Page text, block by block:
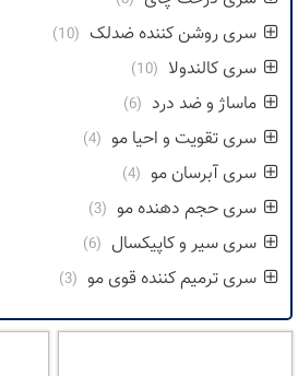
سری روشن کننده ضدلک (10)
سری کالندولا (10)
ماساژ و ضد درد (6)
سری تقویت و احیا مو (4)
سری آبرسان مو (4)
سری حجم دهنده مو (3)
سری سیر و کاپیکسال (6)
سری ترمیم کننده قوی مو (3)